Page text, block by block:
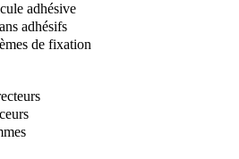
adhésive
adhésifs
de fixation